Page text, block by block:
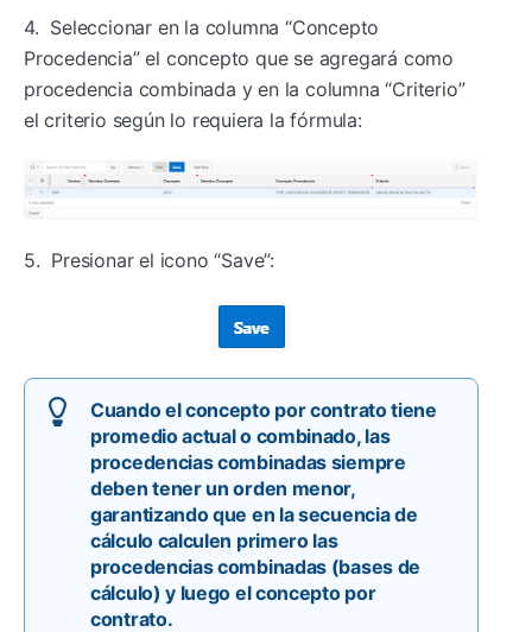
4. Seleccionar en la columna “Concepto
Procedencia” el concepto que se agregará como
procedencia combinada y en la columna “Criterio”
el criterio según lo requiera la fórmula:
5. Presionar el icono “Save”:
Cuando el concepto por contrato tiene
promedio actual o combinado, las
procedencias combinadas siempre
deben tener un orden menor,
garantizando que en la secuencia de
cálculo calculen primero las
procedencias combinadas (bases de
cálculo) y luego el concepto por
contrato.